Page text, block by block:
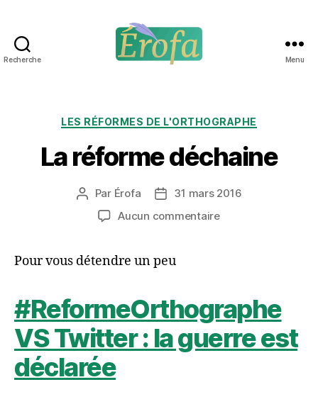
Recherche Menu
Catégories
LES RÉFORMES DE L'ORTHOGRAPHE
La réforme déchaine
Auteur
l’article
Par Érofa
Date31 mars 2016
Aucun commentairesur
Pour vous détendre un peu
#ReformeOrthographe
VS Twitter : la guerre est
déclarée